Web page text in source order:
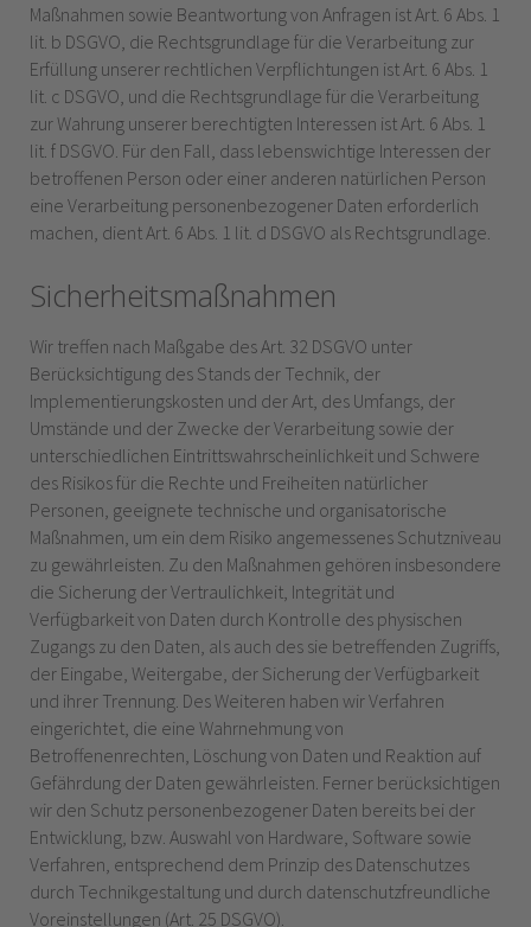
Maßnahmen sowie Beantwortung von Anfragen ist Art. 6 Abs. 1
lit. b DSGVO, die Rechtsgrundlage für die Verarbeitung zur
Erfüllung unserer rechtlichen Verpflichtungen ist Art. 6 Abs. 1
lit. c DSGVO, und die Rechtsgrundlage für die Verarbeitung
zur Wahrung unserer berechtigten Interessen ist Art. 6 Abs. 1
lit. f DSGVO. Für den Fall, dass lebenswichtige Interessen der
betroffenen Person oder einer anderen natürlichen Person
eine Verarbeitung personenbezogener Daten erforderlich
machen, dient Art. 6 Abs. 1 lit. d DSGVO als Rechtsgrundlage.
Sicherheitsmaßnahmen
Wir treffen nach Maßgabe des Art. 32 DSGVO unter
Berücksichtigung des Stands der Technik, der
Implementierungskosten und der Art, des Umfangs, der
Umstände und der Zwecke der Verarbeitung sowie der
unterschiedlichen Eintrittswahrscheinlichkeit und Schwere
des Risikos für die Rechte und Freiheiten natürlicher
Personen, geeignete technische und organisatorische
Maßnahmen, um ein dem Risiko angemessenes Schutzniveau
zu gewährleisten. Zu den Maßnahmen gehören insbesondere
die Sicherung der Vertraulichkeit, Integrität und
Verfügbarkeit von Daten durch Kontrolle des physischen
Zugangs zu den Daten, als auch des sie betreffenden Zugriffs,
der Eingabe, Weitergabe, der Sicherung der Verfügbarkeit
und ihrer Trennung. Des Weiteren haben wir Verfahren
eingerichtet, die eine Wahrnehmung von
Betroffenenrechten, Löschung von Daten und Reaktion auf
Gefährdung der Daten gewährleisten. Ferner berücksichtigen
wir den Schutz personenbezogener Daten bereits bei der
Entwicklung, bzw. Auswahl von Hardware, Software sowie
Verfahren, entsprechend dem Prinzip des Datenschutzes
durch Technikgestaltung und durch datenschutzfreundliche
Voreinstellungen (Art. 25 DSGVO).